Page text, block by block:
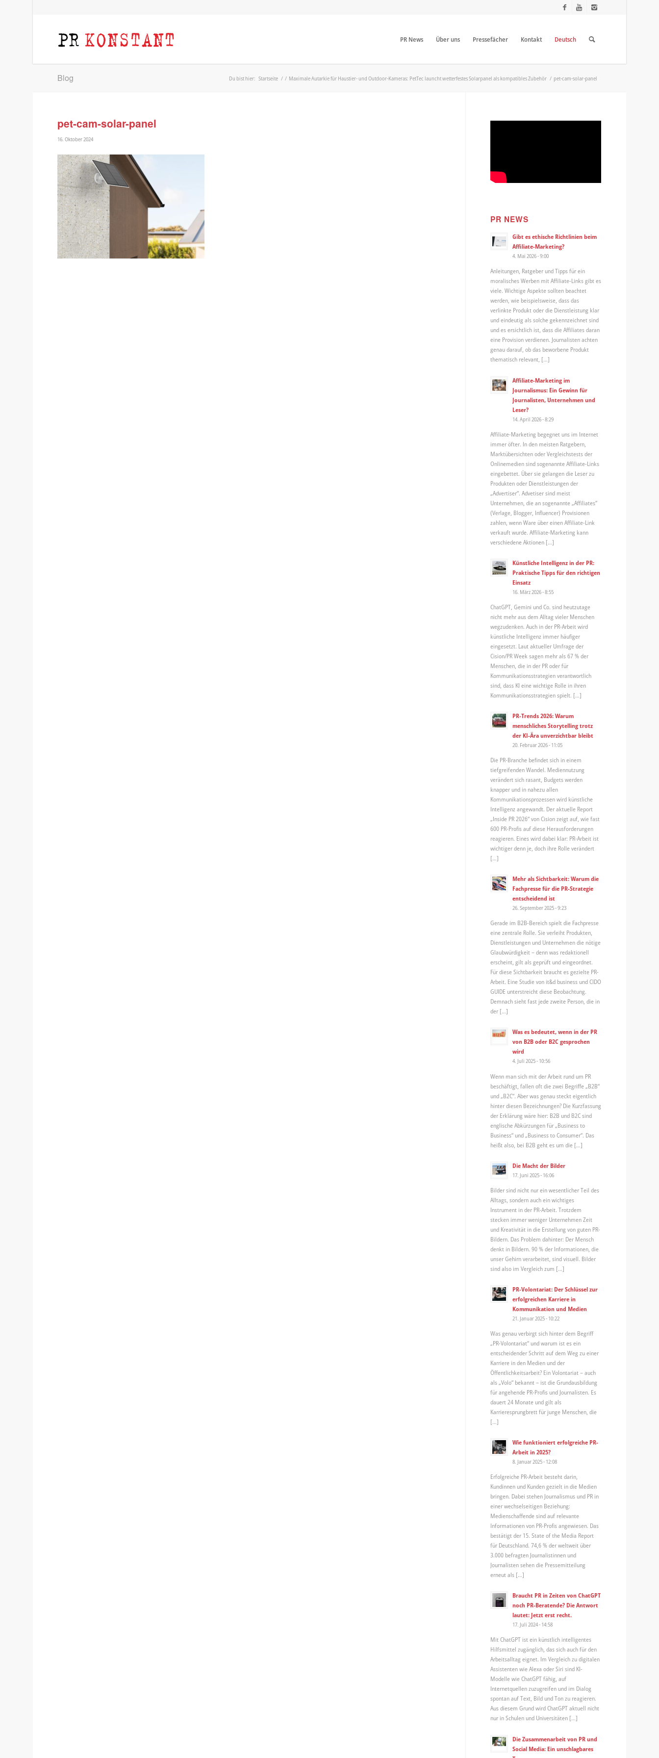
PR News Über uns Pressefächer Kontakt Deutsch
Blog Du bist hier: Startseite / / Maximale Autarkie für Haustier- und Outdoor-Kameras: PetTec launcht wetterfestes Solarpanel als kompatibles Zubehör / pet-cam-solar-panel
pet-cam-solar-panel
16. Oktober 2024
PR NEWS
Gibt es ethische Richtlinien beim
Affiliate-Marketing?
4. Mai 2026 - 9:00
Anleitungen, Ratgeber und Tipps für ein
moralisches Werben mit Affiliate-Links gibt es
viele. Wichtige Aspekte sollten beachtet
werden, wie beispielsweise, dass das
verlinkte Produkt oder die Dienstleistung klar
und eindeutig als solche gekennzeichnet sind
und es ersichtlich ist, dass die Affiliates daran
eine Provision verdienen. Journalisten achten
genau darauf, ob das beworbene Produkt
thematisch relevant, […]
Affiliate-Marketing im
Journalismus: Ein Gewinn für
Journalisten, Unternehmen und
Leser?
14. April 2026 - 8:29
Affiliate-Marketing begegnet uns im Internet
immer öfter. In den meisten Ratgebern,
Marktübersichten oder Vergleichstests der
Onlinemedien sind sogenannte Affiliate-Links
eingebettet. Über sie gelangen die Leser zu
Produkten oder Dienstleistungen der
„Advertiser“. Advetiser sind meist
Unternehmen, die an sogenannte „Affiliates“
(Verlage, Blogger, Influencer) Provisionen
zahlen, wenn Ware über einen Affiliate-Link
verkauft wurde. Affiliate-Marketing kann
verschiedene Aktionen […]
Künstliche Intelligenz in der PR:
Praktische Tipps für den richtigen
Einsatz
16. März 2026 - 8:55
ChatGPT, Gemini und Co. sind heutzutage
nicht mehr aus dem Alltag vieler Menschen
wegzudenken. Auch in der PR-Arbeit wird
künstliche Intelligenz immer häufiger
eingesetzt. Laut aktueller Umfrage der
Cision/PR Week sagen mehr als 67 % der
Menschen, die in der PR oder für
Kommunikationsstrategien verantwortlich
sind, dass KI eine wichtige Rolle in ihren
Kommunikationsstrategien spielt. […]
PR-Trends 2026: Warum
menschliches Storytelling trotz
der KI-Ära unverzichtbar bleibt
20. Februar 2026 - 11:05
Die PR-Branche befindet sich in einem
tiefgreifenden Wandel. Mediennutzung
verändert sich rasant, Budgets werden
knapper und in nahezu allen
Kommunikationsprozessen wird künstliche
Intelligenz angewandt. Der aktuelle Report
„Inside PR 2026“ von Cision zeigt auf, wie fast
600 PR-Profis auf diese Herausforderungen
reagieren. Eines wird dabei klar: PR-Arbeit ist
wichtiger denn je, doch ihre Rolle verändert
[…]
Mehr als Sichtbarkeit: Warum die
Fachpresse für die PR-Strategie
entscheidend ist
26. September 2025 - 9:23
Gerade im B2B-Bereich spielt die Fachpresse
eine zentrale Rolle. Sie verleiht Produkten,
Dienstleistungen und Unternehmen die nötige
Glaubwürdigkeit – denn was redaktionell
erscheint, gilt als geprüft und eingeordnet.
Für diese Sichtbarkeit braucht es gezielte PR-
Arbeit. Eine Studie von it&d business und CIDO
GUIDE unterstreicht diese Beobachtung.
Demnach sieht fast jede zweite Person, die in
der […]
Was es bedeutet, wenn in der PR
von B2B oder B2C gesprochen
wird
4. Juli 2025 - 10:56
Wenn man sich mit der Arbeit rund um PR
beschäftigt, fallen oft die zwei Begriffe „B2B“
und „B2C“. Aber was genau steckt eigentlich
hinter diesen Bezeichnungen? Die Kurzfassung
der Erklärung wäre hier: B2B und B2C sind
englische Abkürzungen für „Business to
Business“ und „Business to Consumer“. Das
heißt also, bei B2B geht es um die […]
Die Macht der Bilder
17. Juni 2025 - 16:06
Bilder sind nicht nur ein wesentlicher Teil des
Alltags, sondern auch ein wichtiges
Instrument in der PR-Arbeit. Trotzdem
stecken immer weniger Unternehmen Zeit
und Kreativität in die Erstellung von guten PR-
Bildern. Das Problem dahinter: Der Mensch
denkt in Bildern. 90 % der Informationen, die
unser Gehirn verarbeitet, sind visuell. Bilder
sind also im Vergleich zum […]
PR-Volontariat: Der Schlüssel zur
erfolgreichen Karriere in
Kommunikation und Medien
21. Januar 2025 - 10:22
Was genau verbirgt sich hinter dem Begriff
„PR-Volontariat“ und warum ist es ein
entscheidender Schritt auf dem Weg zu einer
Karriere in den Medien und der
Öffentlichkeitsarbeit? Ein Volontariat – auch
als „Volo“ bekannt – ist die Grundausbildung
für angehende PR-Profis und Journalisten. Es
dauert 24 Monate und gilt als
Karrieresprungbrett für junge Menschen, die
[…]
Wie funktioniert erfolgreiche PR-
Arbeit in 2025?
8. Januar 2025 - 12:08
Erfolgreiche PR-Arbeit besteht darin,
Kundinnen und Kunden gezielt in die Medien
bringen. Dabei stehen Journalismus und PR in
einer wechselseitigen Beziehung:
Medienschaffende sind auf relevante
Informationen von PR-Profis angewiesen. Das
bestätigt der 15. State of the Media Report
für Deutschland. 74,6 % der weltweit über
3.000 befragten Journalistinnen und
Journalisten sehen die Pressemitteilung
erneut als […]
Braucht PR in Zeiten von ChatGPT
noch PR-Beratende? Die Antwort
lautet: Jetzt erst recht.
17. Juli 2024 - 14:58
Mit ChatGPT ist ein künstlich intelligentes
Hilfsmittel zugänglich, das sich auch für den
Arbeitsalltag eignet. Im Vergleich zu digitalen
Assistenten wie Alexa oder Siri sind KI-
Modelle wie ChatGPT fähig, auf
Internetquellen zuzugreifen und im Dialog
spontan auf Text, Bild und Ton zu reagieren.
Aus diesem Grund wird ChatGPT aktuell nicht
nur in Schulen und Universitäten […]
Die Zusammenarbeit von PR und
Social Media: Ein unschlagbares